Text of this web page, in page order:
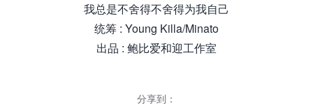
我总是不舍得不舍得为我自己
统筹 : Young Killa/Minato
出品 : 鲍比爱和迎工作室
分享到：